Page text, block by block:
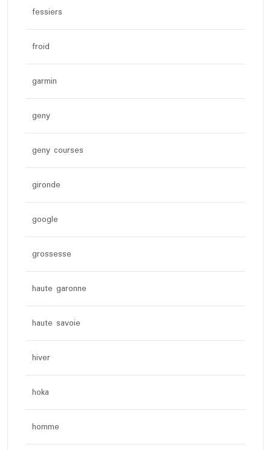
fessiers
froid
garmin
geny
geny courses
gironde
google
grossesse
haute garonne
haute savoie
hiver
hoka
homme